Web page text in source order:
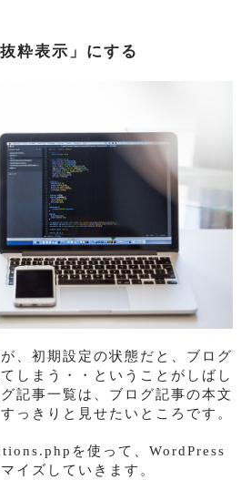
粋表示」にする
、初期設定の状態だと、ブログ
しまう・・ということがしばし
記事一覧は、ブログ記事の本文
っきりと見せたいところです。
を使って、WordPress
イズしていきます。